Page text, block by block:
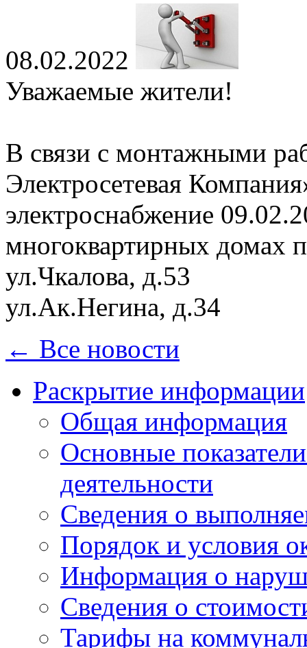
08.02.2022
Уважаемые жители!
В связи с монтажными
Электросетевая
электроснабжение
многоквартирных домах
ул.Чкалова, д.53
ул.Ак.Негина, д.34
← Все новости
Раскрытие информации
Общая информация
Основные
деятельности
Сведения о
Порядок и условия
Информация о
Сведения о
Тарифы на